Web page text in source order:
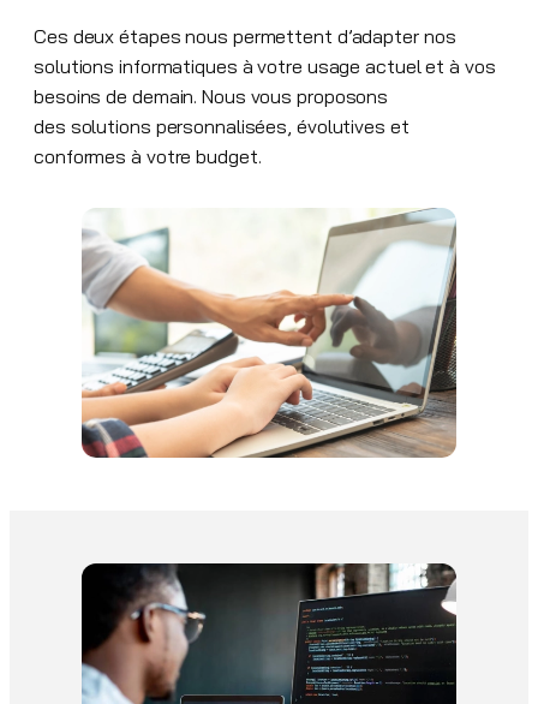
Ces deux étapes nous permettent d’adapter nos
solutions informatiques à votre usage actuel et à vos
besoins de demain. Nous vous proposons
des solutions personnalisées, évolutives et
conformes à votre budget.